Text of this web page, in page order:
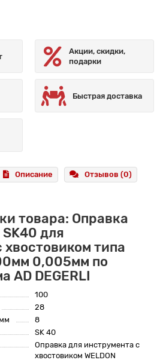
Акции, скидки,
подарки
Быстрая доставка
Описание Отзывов (0)
товара: Оправка
для
типа
0,005мм по
AD DEGERLI
100
28
8
SK 40
Оправка для инструмента с
хвостовиком WELDON